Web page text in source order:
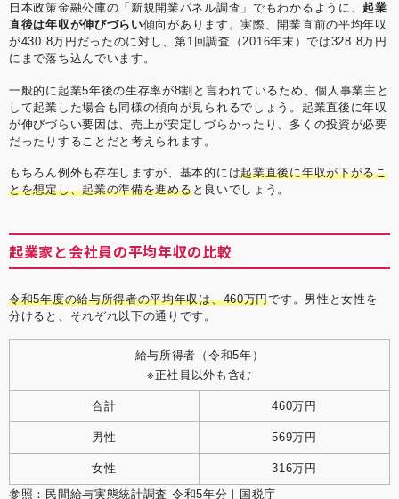
日本政策金融公庫の「新規開業パネル調査」でもわかるように、起業
直後は年収が伸びづらい傾向があります。実際、開業直前の平均年収
が430.8万円だったのに対し、第1回調査（2016年末）では328.8万円
にまで落ち込んでいます。
一般的に起業5年後の生存率が8割と言われているため、個人事業主と
して起業した場合も同様の傾向が見られるでしょう。起業直後に年収
が伸びづらい要因は、売上が安定しづらかったり、多くの投資が必要
だったりすることだと考えられます。
もちろん例外も存在しますが、基本的には起業直後に年収が下がるこ
とを想定し、起業の準備を進めると良いでしょう。
起業家と会社員の平均年収の比較
令和5年度の給与所得者の平均年収は、460万円です。男性と女性を
分けると、それぞれ以下の通りです。
給与所得者（令和5年）
※正社員以外も含む
合計 460万円
男性 569万円
女性
316万円
参照： 民間給与実態統計調査 令和5年分｜国税庁